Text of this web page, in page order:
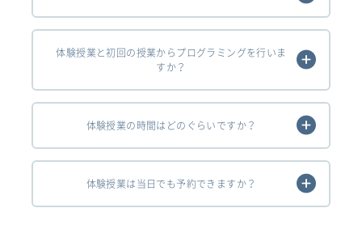
体験授業と初回の授業からプログラミングを行いま
すか？
体験授業の時間はどのぐらいですか？
体験授業は当日でも予約できますか？